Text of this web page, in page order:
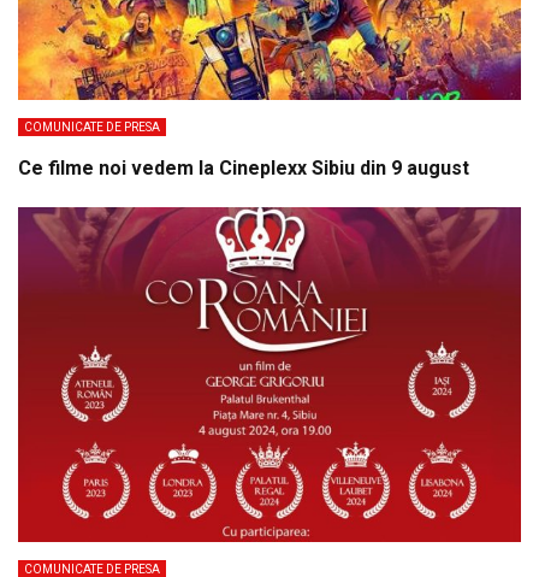
COMUNICATE DE PRESA
Ce filme noi vedem la Cineplexx Sibiu din 9 august
COMUNICATE DE PRESA